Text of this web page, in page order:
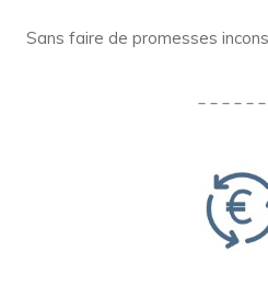
Sans faire de promesses